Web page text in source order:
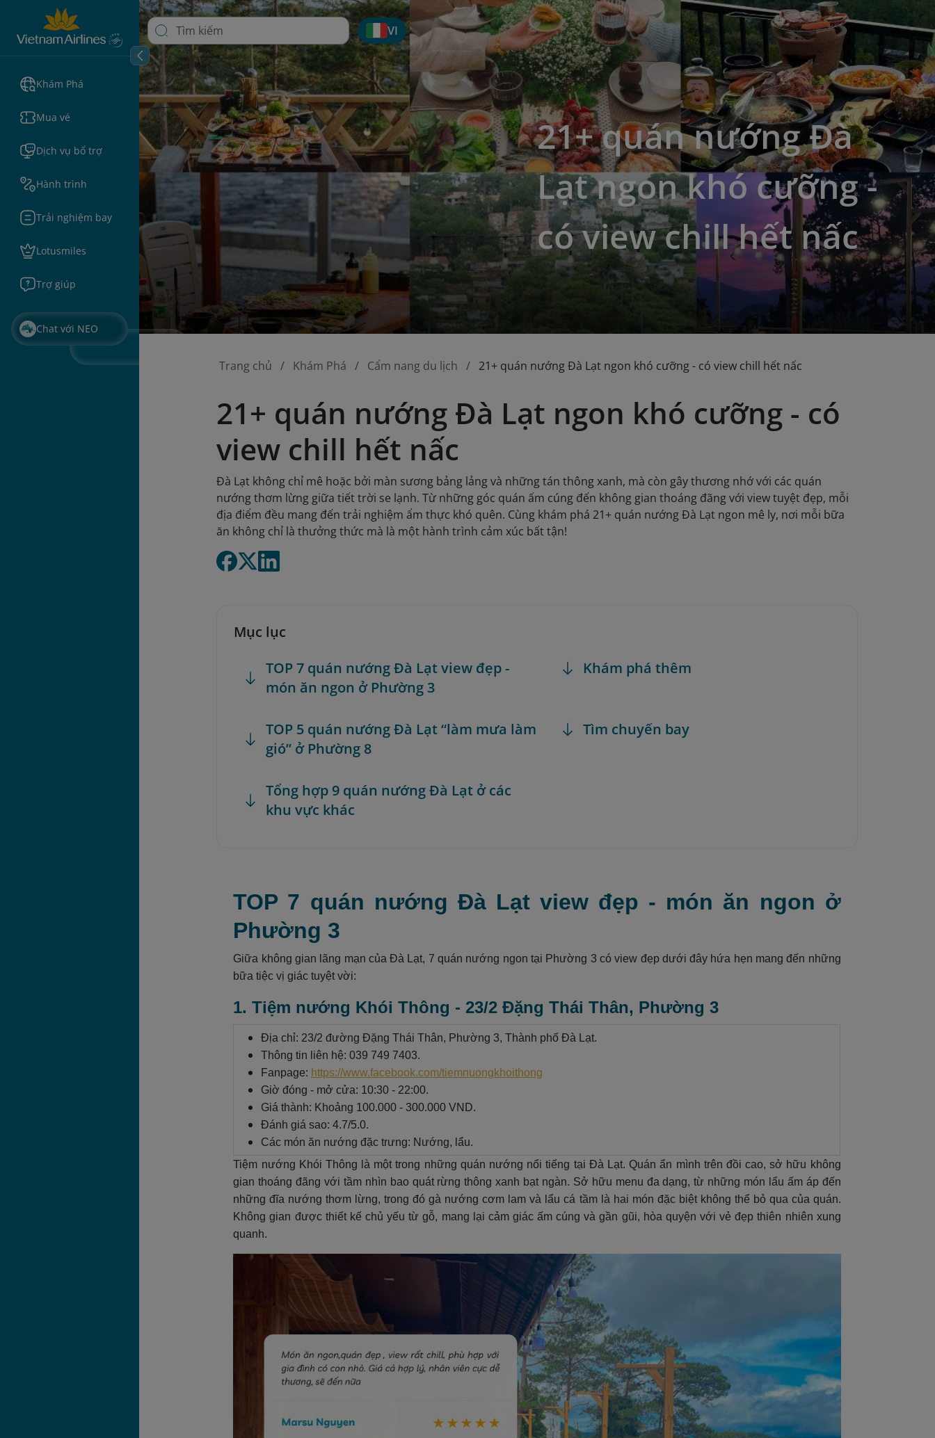
Khám Phá
Mua vé
Dịch vụ bổ trợ
Hành trình
Trải nghiệm bay
Lotusmiles
Trợ giúp
Chat với NEO
VI
21+ quán nướng Đà
Lạt ngon khó cưỡng -
có view chill hết nấc
Trang chủ Khám Phá Cẩm nang du lịch 21+ quán nướng Đà Lạt ngon khó cưỡng - có view chill hết nấc
21+ quán nướng Đà Lạt ngon khó cưỡng - có
view chill hết nấc
Đà Lạt không chỉ mê hoặc bởi màn sương bảng lảng và những tán thông xanh, mà còn gây thương nhớ với các quán
nướng thơm lừng giữa tiết trời se lạnh. Từ những góc quán ấm cúng đến không gian thoáng đãng với view tuyệt đẹp, mỗi
địa điểm đều mang đến trải nghiệm ẩm thực khó quên. Cùng khám phá 21+ quán nướng Đà Lạt ngon mê ly, nơi mỗi bữa
ăn không chỉ là thưởng thức mà là một hành trình cảm xúc bất tận!
Mục lục
TOP 7 quán nướng Đà Lạt view đẹp -
món ăn ngon ở Phường 3
TOP 5 quán nướng Đà Lạt “làm mưa làm
gió” ở Phường 8
Tổng hợp 9 quán nướng Đà Lạt ở các
khu vực khác
Khám phá thêm
Tìm chuyến bay
TOP 7 quán nướng Đà Lạt view đẹp - món ăn ngon ở
Phường 3
Giữa không gian lãng mạn của Đà Lạt, 7 quán nướng ngon tại Phường 3 có view đẹp dưới đây hứa hẹn mang đến những
bữa tiệc vị giác tuyệt vời:
1. Tiệm nướng Khói Thông - 23/2 Đặng Thái Thân, Phường 3
Địa chỉ: 23/2 đường Đặng Thái Thân, Phường 3, Thành phố Đà Lạt.
Thông tin liên hệ: 039 749 7403.
Fanpage: https://www.facebook.com/tiemnuongkhoithong
Giờ đóng - mở cửa: 10:30 - 22:00.
Giá thành: Khoảng 100.000 - 300.000 VND.
Đánh giá sao: 4.7/5.0.
Các món ăn nướng đặc trưng: Nướng, lẩu.
Tiệm nướng Khói Thông là một trong những quán nướng nổi tiếng tại Đà Lạt. Quán ẩn mình trên đồi cao, sở hữu không
gian thoáng đãng với tầm nhìn bao quát rừng thông xanh bạt ngàn. Sở hữu menu đa dạng, từ những món lẩu ấm áp đến
những đĩa nướng thơm lừng, trong đó gà nướng cơm lam và lẩu cá tầm là hai món đặc biệt không thể bỏ qua của quán.
Không gian được thiết kế chủ yếu từ gỗ, mang lại cảm giác ấm cúng và gần gũi, hòa quyện với vẻ đẹp thiên nhiên xung
quanh.